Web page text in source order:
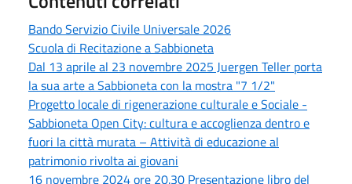
Bando Servizio Civile Universale 2026
Scuola di Recitazione a Sabbioneta
Dal 13 aprile al 23 novembre 2025 Juergen Teller porta
la sua arte a Sabbioneta con la mostra "7 1/2"
Progetto locale di rigenerazione culturale e Sociale -
Sabbioneta Open City: cultura e accoglienza dentro e
fuori la città murata – Attività di educazione al
patrimonio rivolta ai giovani
16 novembre 2024 ore 20.30 Presentazione libro del